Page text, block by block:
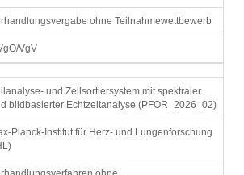
ohne Teilnahmewettbewerb
VgV
und Zellsortiersystem mit spektraler
bildbasierter Echtzeitanalyse (PFOR_2026_02)
Planck-Institut für Herz- und Lungenforschung